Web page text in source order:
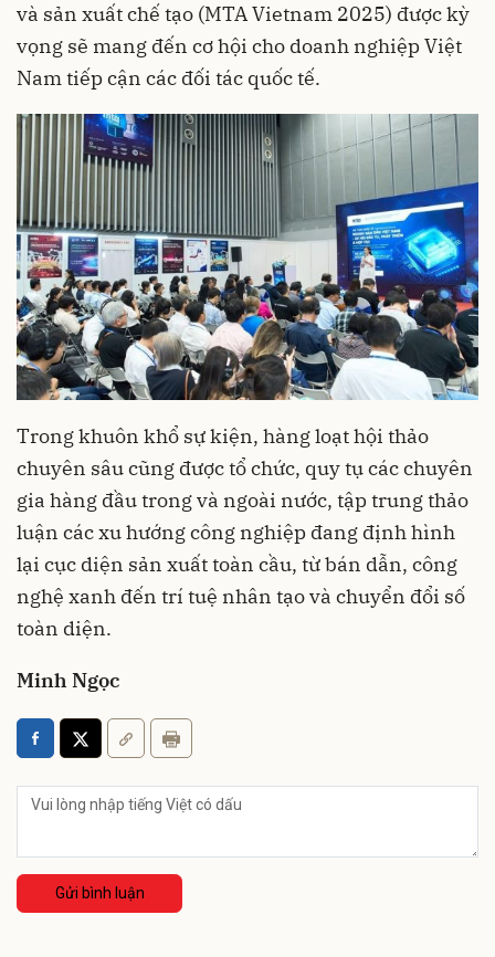
và sản xuất chế tạo (MTA Vietnam 2025) được kỳ
vọng sẽ mang đến cơ hội cho doanh nghiệp Việt
Nam tiếp cận các đối tác quốc tế.
Trong khuôn khổ sự kiện, hàng loạt hội thảo
chuyên sâu cũng được tổ chức, quy tụ các chuyên
gia hàng đầu trong và ngoài nước, tập trung thảo
luận các xu hướng công nghiệp đang định hình
lại cục diện sản xuất toàn cầu, từ bán dẫn, công
nghệ xanh đến trí tuệ nhân tạo và chuyển đổi số
toàn diện.
Minh Ngọc
Gửi bình luận